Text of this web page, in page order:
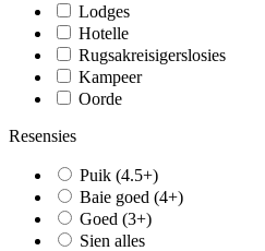
Lodges
Hotelle
Rugsakreisigerslosies
Kampeer
Oorde
Resensies
Puik (4.5+)
Baie goed (4+)
Goed (3+)
Sien alles